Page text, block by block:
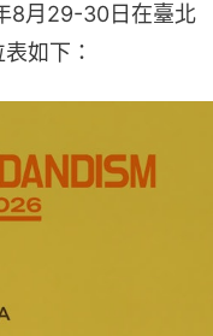
8月29-30日在臺北
如下：